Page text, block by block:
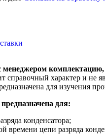
менеджером
справочный характер и не
для изучения
для:
конденсатора;
времени цепи разряда